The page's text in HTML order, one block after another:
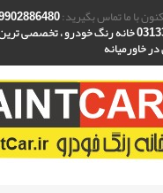
با ما تماس بگیرید:
03133210223 خانه رنگ خودرو ، تخصصی
خاورمیانه